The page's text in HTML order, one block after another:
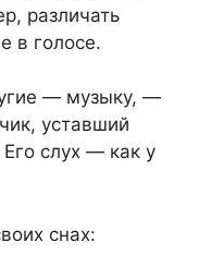
различать
в голосе.
— музыку, —
уставший
слух — как у
снах: